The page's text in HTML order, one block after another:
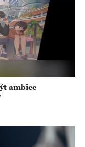
ambice